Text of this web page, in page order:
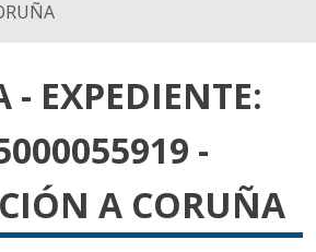
- EXPEDIENTE:
-
A CORUÑA